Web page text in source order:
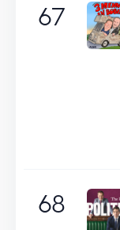
67
68